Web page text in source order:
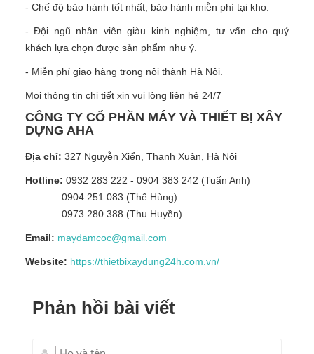
- Chế độ bảo hành tốt nhất, bảo hành miễn phí tại kho.
- Đội ngũ nhân viên giàu kinh nghiệm, tư vấn cho quý
khách lựa chọn được sản phẩm như ý.
- Miễn phí giao hàng trong nội thành Hà Nội.
Mọi thông tin chi tiết xin vui lòng liên hệ 24/7
CÔNG TY CỔ PHẦN MÁY VÀ THIẾT BỊ XÂY
DỰNG AHA
Địa chỉ: 327 Nguyễn Xiển, Thanh Xuân, Hà Nội
Hotline: 0932 283 222 - 0904 383 242 (Tuấn Anh)
0904 251 083 (Thế Hùng)
0973 280 388 (Thu Huyền)
Email: maydamcoc@gmail.com
Website: https://thietbixaydung24h.com.vn/
Phản hồi bài viết